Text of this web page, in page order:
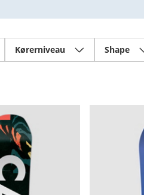
Kørerniveau Shape